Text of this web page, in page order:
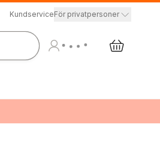
KundserviceFör privatpersoner